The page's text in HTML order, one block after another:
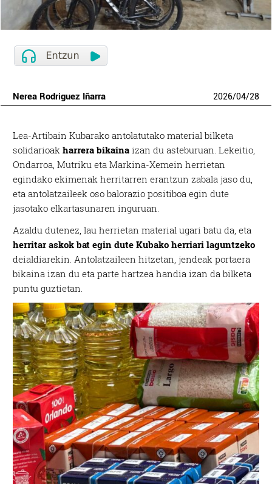
Nerea Rodriguez Iñarra 2026/04/28
Lea-Artibain Kubarako antolatutako material bilketa
solidarioakharrera bikaina izan du asteburuan. Lekeitio,
Ondarroa, Mutriku eta Markina-Xemein herrietan
egindako ekimenak herritarren erantzun zabala jaso du,
eta antolatzaileek oso balorazio positiboa egin dute
jasotako elkartasunaren inguruan.
Azaldu dutenez, lau herrietan material ugari batu da, eta
herritar askok bat egin dute Kubako herriari laguntzeko
deialdiarekin. Antolatzaileen hitzetan, jendeak portaera
bikaina izan du eta parte hartzea handia izan da bilketa
puntu guztietan.